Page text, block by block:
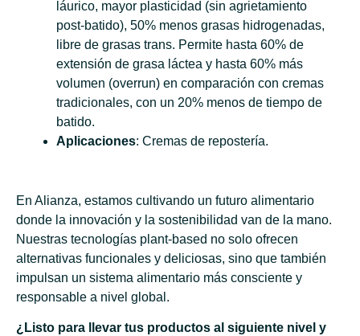
láurico, mayor plasticidad (sin agrietamiento
post-batido), 50% menos grasas hidrogenadas,
libre de grasas trans. Permite hasta 60% de
extensión de grasa láctea y hasta 60% más
volumen (overrun) en comparación con cremas
tradicionales, con un 20% menos de tiempo de
batido.
Aplicaciones: Cremas de repostería.
En Alianza, estamos cultivando un futuro alimentario
donde la innovación y la sostenibilidad van de la mano.
Nuestras tecnologías plant-based no solo ofrecen
alternativas funcionales y deliciosas, sino que también
impulsan un sistema alimentario más consciente y
responsable a nivel global.
¿Listo para llevar tus productos al siguiente nivel y